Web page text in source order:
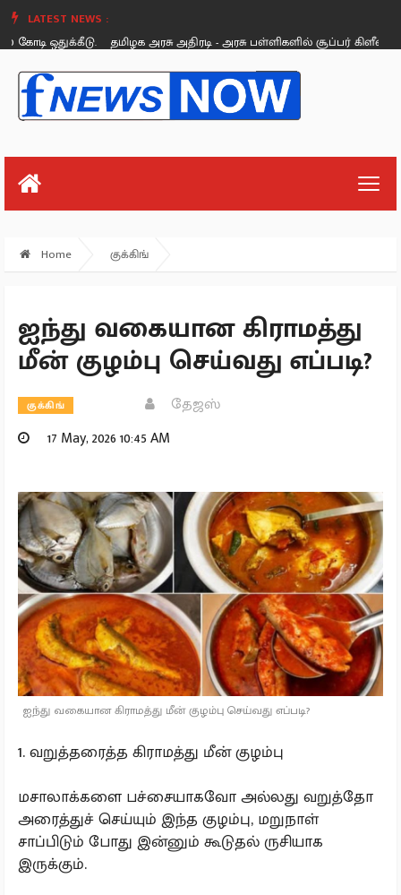
LATEST NEWS :
ஒதுக்கீடு.
தமிழக அரசு அதிரடி - அரசு பள்ளிகளில் சூப்பர் கிளீன்,
Saturday, August 26
Home குக்கிங்
ஐந்து வகையான கிராமத்து
மீன் குழம்பு செய்வது எப்படி?
குக்கிங்
தேஜஸ்
17 May, 2026 10:45 AM
ஐந்து வகையான கிராமத்து மீன் குழம்பு செய்வது எப்படி?
1. வறுத்தரைத்த கிராமத்து மீன் குழம்பு
மசாலாக்களை பச்சையாகவோ அல்லது வறுத்தோ
அரைத்துச் செய்யும் இந்த குழம்பு, மறுநாள்
சாப்பிடும் போது இன்னும் கூடுதல் ருசியாக
இருக்கும்.